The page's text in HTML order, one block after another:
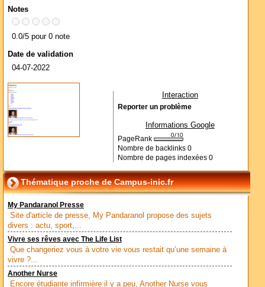
Notes
0.0/5 pour 0 note
Date de validation
04-07-2022
Interaction
Reporter un problème
Informations Google
PageRank
Nombre de backlinks 0
Nombre de pages indexées 0
Thématique proche de Campus-inic.fr
My Pandaranol Presse
Site d'article de presse, My Pandaranol propose des sujets
divers : actu, sport,...
Vivre ses rêves avec The Life List
Que changeriez vous à votre vie vous restait qu’une semaine à
vivre ?...
Another Nurse
Encore étudiante infirmière il y a peu, Another Nurse vous